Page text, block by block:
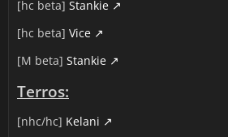
[hc beta] Stankie
[hc beta] Vice
[M beta] Stankie
Terros:
[nhc/hc] Kelani